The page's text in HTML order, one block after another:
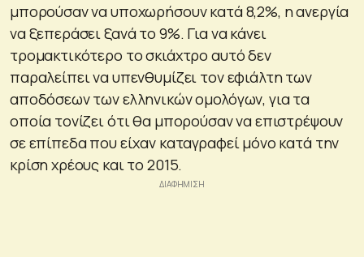
μπορούσαν να υποχωρήσουν κατά 8,2%, η ανεργία
να ξεπεράσει ξανά το 9%. Για να κάνει
τρομακτικότερο το σκιάχτρο αυτό δεν
παραλείπει να υπενθυμίζει τον εφιάλτη των
αποδόσεων των ελληνικών ομολόγων, για τα
οποία τονίζει ότι θα μπορούσαν να επιστρέψουν
σε επίπεδα που είχαν καταγραφεί μόνο κατά την
κρίση χρέους και το 2015.